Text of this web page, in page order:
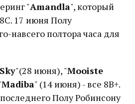
"Amandla", который
17 июня Полу
навсего полтора часа для
Sky"(28 июня), "Mooiste
Madiba" (14 июня) - все 8B+.
Полу Робинсону